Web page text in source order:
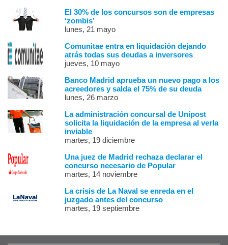
El 30% de los concursos son de empresas
‘zombis’
lunes, 21 mayo
Comunitae entra en liquidación dejando
atrás todas sus deudas a inversores
jueves, 10 mayo
Banco Madrid aprueba un nuevo pago a los
acreedores y salda el 75% de su deuda
lunes, 26 marzo
La administración concursal de Unipost
solicita la liquidación de la empresa al verla
inviable
martes, 19 diciembre
Una juez de Madrid rechaza declarar el
concurso necesario de Popular
martes, 14 noviembre
La crisis de La Naval se enreda en el
juzgado antes del concurso
martes, 19 septiembre